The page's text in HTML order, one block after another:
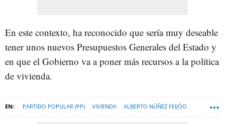
En este contexto, ha reconocido que sería muy deseable
tener unos nuevos Presupuestos Generales del Estado y
en que el Gobierno va a poner más recursos a la política
de vivienda.
PARTIDO POPULAR (PP) VIVIENDA ALBERTO NÚÑEZ FEIJÓO